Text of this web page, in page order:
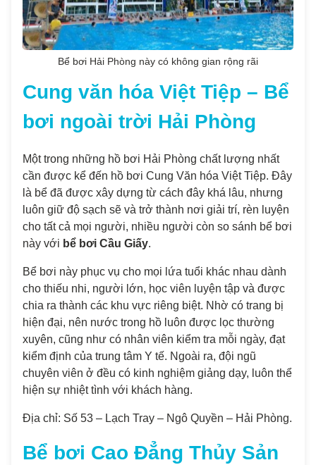
Bể bơi Hải Phòng này có không gian rộng rãi
Cung văn hóa Việt Tiệp – Bể
bơi ngoài trời Hải Phòng
Một trong những hồ bơi Hải Phòng chất lượng nhất
cần được kể đến hồ bơi Cung Văn hóa Việt Tiệp. Đây
là bể đã được xây dựng từ cách đây khá lâu, nhưng
luôn giữ độ sạch sẽ và trở thành nơi giải trí, rèn luyện
cho tất cả mọi người, nhiều người còn so sánh bể bơi
này với bể bơi Cầu Giấy.
Bể bơi này phục vụ cho mọi lứa tuổi khác nhau dành
cho thiếu nhi, người lớn, học viên luyện tập và được
chia ra thành các khu vực riêng biệt. Nhờ có trang bị
hiện đại, nên nước trong hồ luôn được lọc thường
xuyên, cũng như có nhân viên kiểm tra mỗi ngày, đạt
kiểm định của trung tâm Y tế. Ngoài ra, đội ngũ
chuyên viên ở đều có kinh nghiệm giảng dạy, luôn thể
hiện sự nhiệt tình với khách hàng.
Địa chỉ: Số 53 – Lạch Tray – Ngô Quyền – Hải Phòng.
Bể bơi Cao Đẳng Thủy Sản